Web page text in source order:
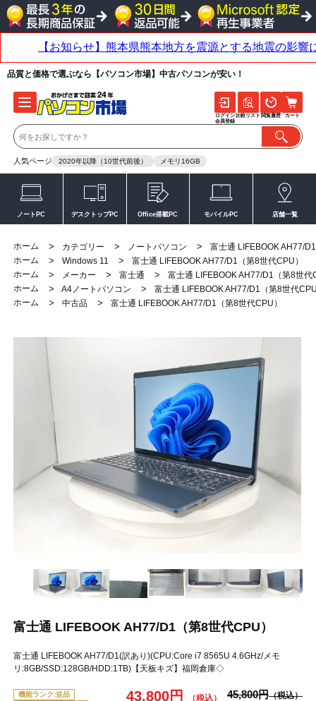
品質と価格で選ぶなら【パソコン市場】中古パソコンが安い！
人気ページ 2020年以降（10世代前後） メモリ16GB
ログイン
会員登録
比較リスト 閲覧履歴 カート
ノートPC デスクトップPC Office搭載PC モバイルPC 店舗一覧
ホーム > カテゴリー > ノートパソコン >
富士通 LIFEBOOK AH77/
ホーム
> Windows 11 >
富士通 LIFEBOOK AH77/D1（第8世代CPU）
ホーム
> メーカー > 富士通 >
富士通 LIFEBOOK AH77/D1（第8世代
ホーム
> A4ノートパソコン >
富士通 LIFEBOOK AH77/D1（第8世代
ホーム
> 中古品 > 富士通 LIFEBOOK AH77/D1（第8世代CPU）
富士通 LIFEBOOK AH77/D1（第8世代CPU）
富士通 LIFEBOOK AH77/D1(訳あり)(CPU:Core i7 8565U 4.6GHz/メモ
リ:8GB/SSD:128GB/HDD:1TB)【天板キズ】福岡倉庫◇
機能ランク:並品
43,800円 45,800円